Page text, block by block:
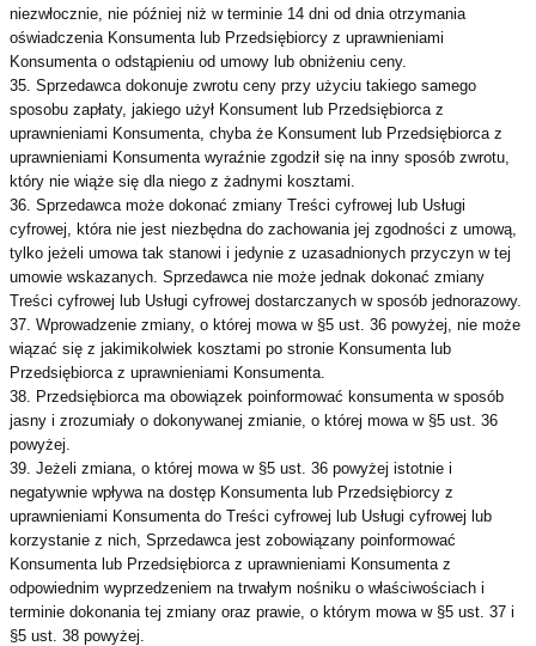
niezwłocznie, nie później niż w terminie 14 dni od dnia otrzymania
oświadczenia Konsumenta lub Przedsiębiorcy z uprawnieniami
Konsumenta o odstąpieniu od umowy lub obniżeniu ceny.
35. Sprzedawca dokonuje zwrotu ceny przy użyciu takiego samego
sposobu zapłaty, jakiego użył Konsument lub Przedsiębiorca z
uprawnieniami Konsumenta, chyba że Konsument lub Przedsiębiorca z
uprawnieniami Konsumenta wyraźnie zgodził się na inny sposób zwrotu,
który nie wiąże się dla niego z żadnymi kosztami.
36. Sprzedawca może dokonać zmiany Treści cyfrowej lub Usługi
cyfrowej, która nie jest niezbędna do zachowania jej zgodności z umową,
tylko jeżeli umowa tak stanowi i jedynie z uzasadnionych przyczyn w tej
umowie wskazanych. Sprzedawca nie może jednak dokonać zmiany
Treści cyfrowej lub Usługi cyfrowej dostarczanych w sposób jednorazowy.
37. Wprowadzenie zmiany, o której mowa w §5 ust. 36 powyżej, nie może
wiązać się z jakimikolwiek kosztami po stronie Konsumenta lub
Przedsiębiorca z uprawnieniami Konsumenta.
38. Przedsiębiorca ma obowiązek poinformować konsumenta w sposób
jasny i zrozumiały o dokonywanej zmianie, o której mowa w §5 ust. 36
powyżej.
39. Jeżeli zmiana, o której mowa w §5 ust. 36 powyżej istotnie i
negatywnie wpływa na dostęp Konsumenta lub Przedsiębiorcy z
uprawnieniami Konsumenta do Treści cyfrowej lub Usługi cyfrowej lub
korzystanie z nich, Sprzedawca jest zobowiązany poinformować
Konsumenta lub Przedsiębiorca z uprawnieniami Konsumenta z
odpowiednim wyprzedzeniem na trwałym nośniku o właściwościach i
terminie dokonania tej zmiany oraz prawie, o którym mowa w §5 ust. 37 i
§5 ust. 38 powyżej.